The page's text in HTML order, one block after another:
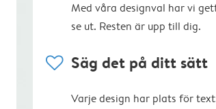
Med våra designval har vi
se ut. Resten är upp till dig.
heart Säg det på ditt sätt
Varje design har plats för